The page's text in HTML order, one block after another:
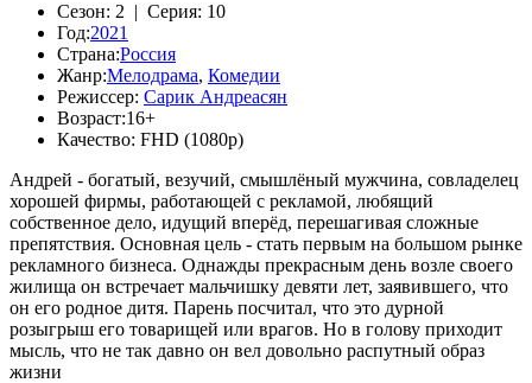
Сезон: 2 | Серия: 10
Год:2021
Страна:Россия
Жанр:Мелодрама, Комедии
Режиссер: Сарик Андреасян
Возраст:16+
Качество: FHD (1080p)
Андрей - богатый, везучий, смышлёный мужчина, совладелец
хорошей фирмы, работающей с рекламой, любящий
собственное дело, идущий вперёд, перешагивая сложные
препятствия. Основная цель - стать первым на большом рынке
рекламного бизнеса. Однажды прекрасным день возле своего
жилища он встречает мальчишку девяти лет, заявившего, что
он его родное дитя. Парень посчитал, что это дурной
розыгрыш его товарищей или врагов. Но в голову приходит
мысль, что не так давно он вел довольно распутный образ
жизни